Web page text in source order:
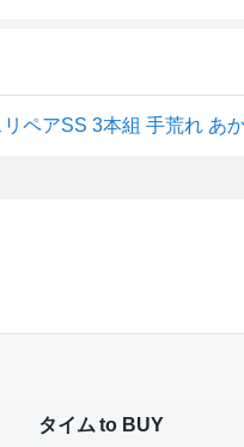
タイム to BUY